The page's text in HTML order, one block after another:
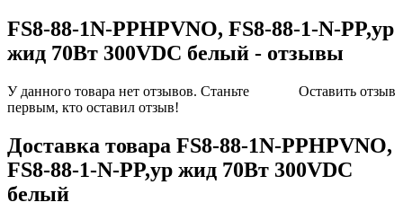
FS8-88-1N-PPHPVNO, FS8-88-1-N-PP,ур
жид 70Вт 300VDC белый - отзывы
Оставить отзыв
У данного товара нет отзывов. Станьте
первым, кто оставил отзыв!
Доставка товара FS8-88-1N-PPHPVNO,
FS8-88-1-N-PP,ур жид 70Вт 300VDC
белый